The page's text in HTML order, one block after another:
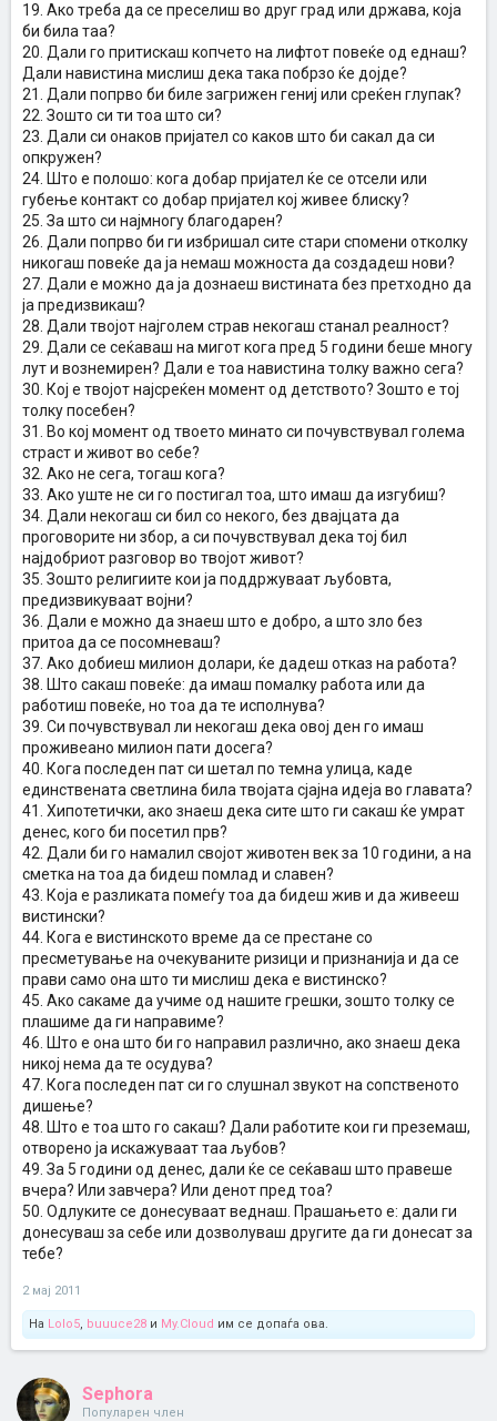
19. Ако треба да се преселиш во друг град или држава, која
би била таа?
20. Дали го притискаш копчето на лифтот повеќе од еднаш?
Дали навистина мислиш дека така побрзо ќе дојде?
21. Дали попрво би биле загрижен гениј или среќен глупак?
22. Зошто си ти тоа што си?
23. Дали си онаков пријател со каков што би сакал да си
опкружен?
24. Што е полошо: кога добар пријател ќе се отсели или
губење контакт со добар пријател кој живее блиску?
25. За што си најмногу благодарен?
26. Дали попрво би ги избришал сите стари спомени отколку
никогаш повеќе да ја немаш можноста да создадеш нови?
27. Дали е можно да ја дознаеш вистината без претходно да
ја предизвикаш?
28. Дали твојот најголем страв некогаш станал реалност?
29. Дали се сеќаваш на мигот кога пред 5 години беше многу
лут и вознемирен? Дали е тоа навистина толку важно сега?
30. Кој е твојот најсреќен момент од детството? Зошто е тој
толку посебен?
31. Во кој момент од твоето минато си почувствувал голема
страст и живот во себе?
32. Ако не сега, тогаш кога?
33. Ако уште не си го постигал тоа, што имаш да изгубиш?
34. Дали некогаш си бил со некого, без двајцата да
проговорите ни збор, а си почувствувал дека тој бил
најдобриот разговор во твојот живот?
35. Зошто религиите кои ја поддржуваат љубовта,
предизвикуваат војни?
36. Дали е можно да знаеш што е добро, а што зло без
притоа да се посомневаш?
37. Ако добиеш милион долари, ќе дадеш отказ на работа?
38. Што сакаш повеќе: да имаш помалку работа или да
работиш повеќе, но тоа да те исполнува?
39. Си почувствувал ли некогаш дека овој ден го имаш
проживеано милион пати досега?
40. Кога последен пат си шетал по темна улица, каде
единствената светлина била твојата сјајна идеја во главата?
41. Хипотетички, ако знаеш дека сите што ги сакаш ќе умрат
денес, кого би посетил прв?
42. Дали би го намалил својот животен век за 10 години, а на
сметка на тоа да бидеш помлад и славен?
43. Која е разликата помеѓу тоа да бидеш жив и да живееш
вистински?
44. Кога е вистинското време да се престане со
пресметување на очекуваните ризици и признанија и да се
прави само она што ти мислиш дека е вистинско?
45. Ако сакаме да учиме од нашите грешки, зошто толку се
плашиме да ги направиме?
46. Што е она што би го направил различно, ако знаеш дека
никој нема да те осудува?
47. Кога последен пат си го слушнал звукот на сопственото
дишење?
48. Што е тоа што го сакаш? Дали работите кои ги преземаш,
отворено ја искажуваат таа љубов?
49. За 5 години од денес, дали ќе се сеќаваш што правеше
вчера? Или завчера? Или денот пред тоа?
50. Одлуките се донесуваат веднаш. Прашањето е: дали ги
донесуваш за себе или дозволуваш другите да ги донесат за
тебе?
2 мај 2011
На Lolo5, buuuce28 и My.Cloud им се допаѓа ова.
Sephora
Популарен член